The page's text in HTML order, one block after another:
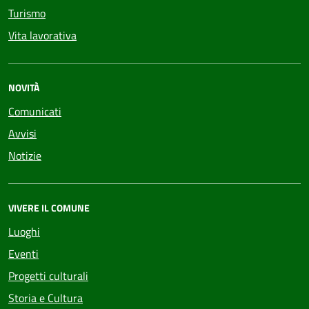
Turismo
Vita lavorativa
NOVITÀ
Comunicati
Avvisi
Notizie
VIVERE IL COMUNE
Luoghi
Eventi
Progetti culturali
Storia e Cultura